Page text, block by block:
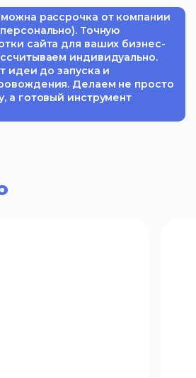
рассрочка от компании
Точную
сайта для ваших бизнес-
индивидуально.
идеи до запуска и
Делаем не просто
а готовый инструмент